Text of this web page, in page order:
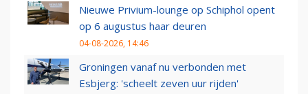
Nieuwe Privium-lounge op Schiphol opent
op 6 augustus haar deuren
04-08-2026, 14:46
Groningen vanaf nu verbonden met
Esbjerg: 'scheelt zeven uur rijden'